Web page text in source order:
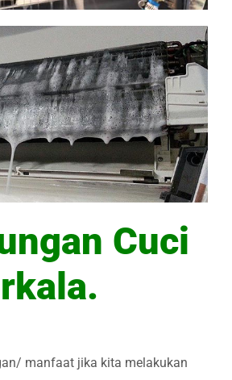
Cuci
manfaat jika kita melakukan